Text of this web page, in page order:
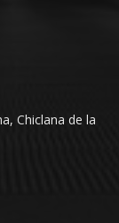
Chiclana de la